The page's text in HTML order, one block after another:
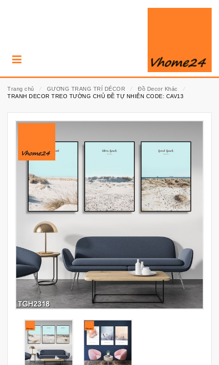
Trang chủ ⁄ GƯƠNG TRANG TRÍ DÉCOR ⁄ Đồ Decor Khác
⁄
TRANH DECOR TREO TƯỜNG CHỦ ĐỀ TỰ NHIÊN CODE: CAV13